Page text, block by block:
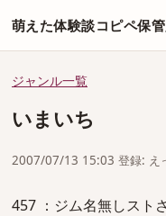
萌えた体験談コピペ保
ジャンル一覧
いまいち
2007/07/13 15:03 登録: え
457 ：ジム名無しスト